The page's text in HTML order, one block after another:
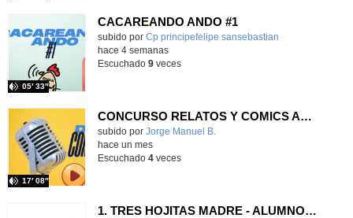
CACAREANDO ANDO #1
Contenido educativo.
subido por Cp principefelipe sansebastian
05′ 33″
hace 4 semanas
Escuchado 9veces
CONCURSO RELATOS Y COMICS AMPA CEIP PRÍNCIPE FELIPE
Contenido educativo.
subido por Jorge Manuel B.
17′ 08″
hace un mes
Escuchado 4veces
1. TRES HOJITAS MADRE - ALUMNOS DE SEXTO